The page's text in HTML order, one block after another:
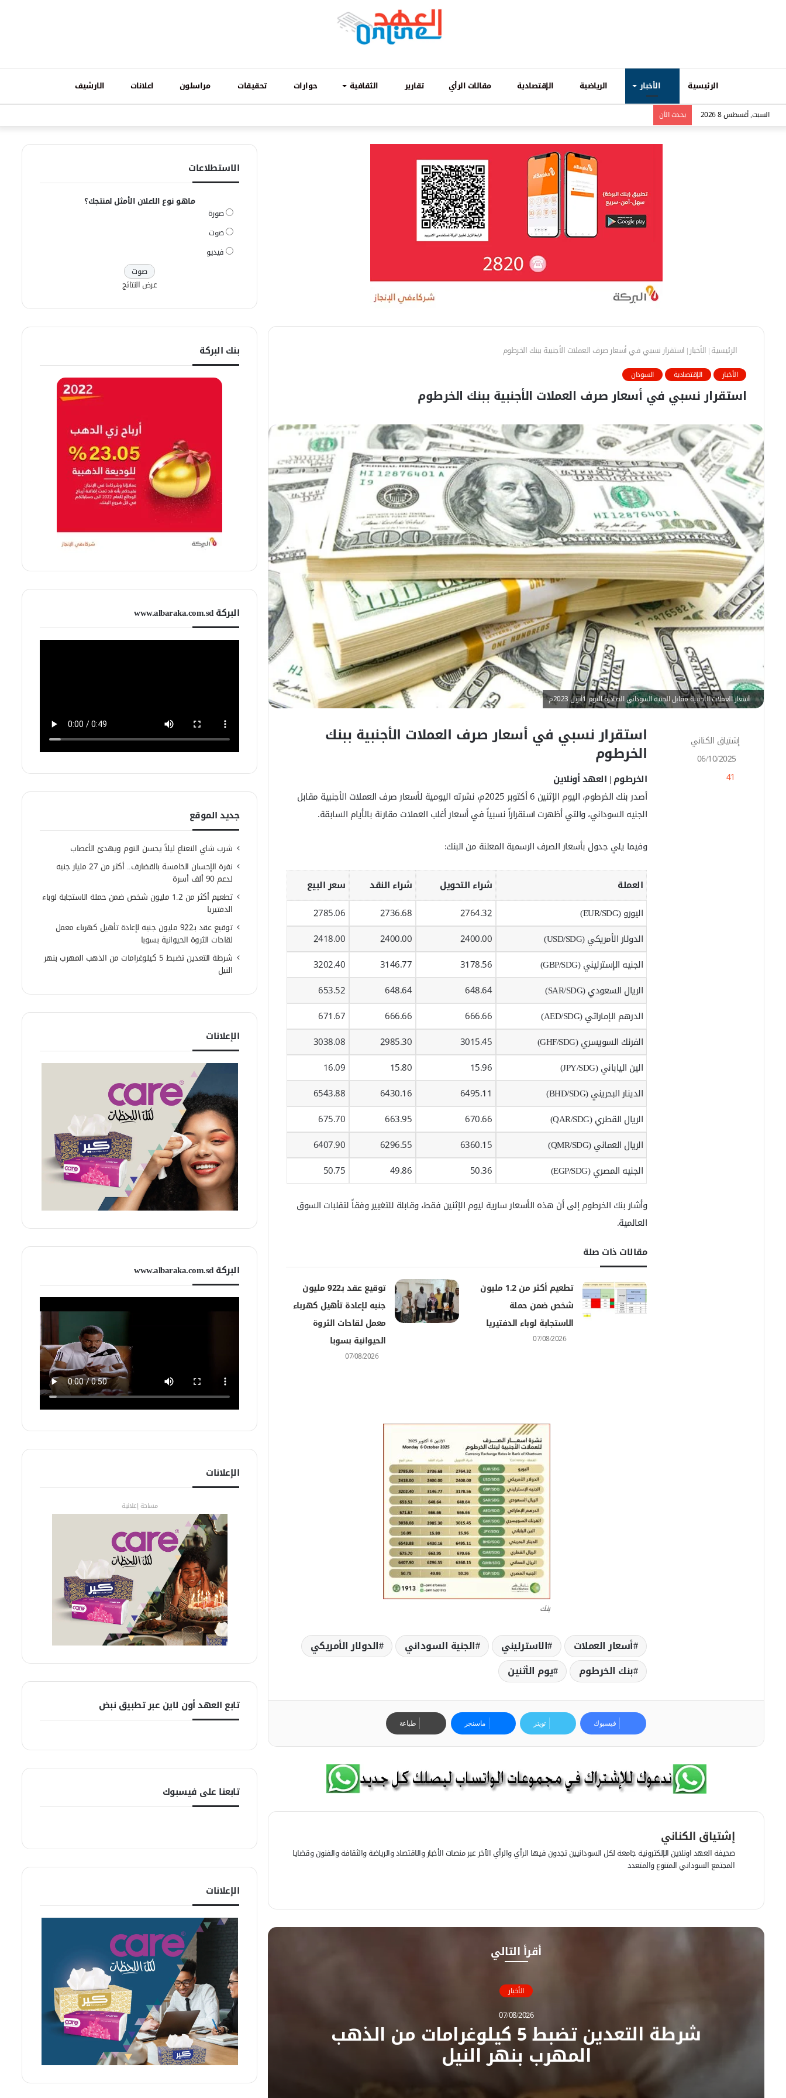
الرئيسية الأخبار الرياضية الإقتصادية مقالات الرأي تقارير الثقافية حوارات تحقيقات مراسلون اعلانات الارشيف
السبت, أغسطس 8 2026 يحدث الاَن
الرئيسية| الأخبار| استقرار نسبي في أسعار صرف العملات الأجنبية ببنك الخرطوم
الأخبار الإقتصادية السودان
استقرار نسبي في أسعار صرف العملات الأجنبية ببنك الخرطوم
أسعار العملات الأجنبية مقابل الجنيه السوداني الصادرة اليوم 1أبريل 2023م
استقرار نسبي في أسعار صرف العملات الأجنبية ببنك
الخرطوم
الخرطوم | العهد أونلاين
أصدر بنك الخرطوم، اليوم الإثنين 6 أكتوبر 2025م، نشرته اليومية لأسعار صرف العملات الأجنبية مقابل
الجنيه السوداني، والتي أظهرت استقراراً نسبياً في أسعار أغلب العملات مقارنة بالأيام السابقة.
وفيما يلي جدول بأسعار الصرف الرسمية المعلنة من البنك:
العملة شراء التحويل شراء النقد
سعر البيع
اليورو (EUR/SDG)
2764.32
2736.68
2785.06
الدولار الأمريكي (USD/SDG)
2400.00
2400.00
2418.00
الجنيه الإسترليني (GBP/SDG)
3178.56
3146.77
3202.40
الريال السعودي (SAR/SDG)
648.64
648.64
653.52
الدرهم الإماراتي (AED/SDG)
666.66
666.66
671.67
الفرنك السويسري (GHF/SDG)
3015.45
2985.30
3038.08
الين الياباني (JPY/SDG)
15.96
15.80
16.09
الدينار البحريني (BHD/SDG)
6495.11
6430.16
6543.88
الريال القطري (QAR/SDG)
670.66
663.95
675.70
الريال العماني (QMR/SDG)
6360.15
6296.55
6407.90
الجنيه المصري (EGP/SDG)
50.36
49.86
50.75
وأشار بنك الخرطوم إلى أن هذه الأسعار سارية ليوم الإثنين فقط، وقابلة للتغيير وفقاً لتقلبات السوق
العالمية.
مقالات ذات صلة
تطعيم أكثر من 1.2 مليون
شخص ضمن حملة
الاستجابة لوباء الدفتيريا
07/08/2026
توقيع عقد بـ922 مليون
جنيه لإعادة تأهيل كهرباء
معمل لقاحات الثروة
الحيوانية بسوبا
07/08/2026
بنك
أسعار العملات الاسترليني الجنية السوداني
الدولار الأمريكي
بنك الخرطوم
يوم الأثنين
إشتياق الكناني
06/10/2025
41
فيسبوك تويتر ماسنجر طباعة
إشتياق الكناني
صحيفة العهد اونلاين الإلكترونية جامعة لكل السودانيين تجدون فيها الرأي والرأي الآخر عبر منصات الأخبار والاقتصاد والرياضة والثقافة والفنون وقضايا
المجتمع السوداني المتنوع والمتعدد
و
ق
س
ب
أقرأ التالي
الأخبار
07/08/2026
شرطة التعدين تضبط 5 كيلوغرامات من الذهب
المهرب بنهر النيل
الاستطلاعات
ماهو نوع الاعلان الأمثل لمنتجك؟
صورة
صوت
فيديو
عرض النتائج
بنك البركة
البركة www.albaraka.com.sd
جديد الموقع
شرب شاي النعناع ليلاً يحسن النوم ويهدئ الأعصاب
نفرة الإحسان الخامسة بالقضارف.. أكثر من 27 مليار جنيه
لدعم 90 ألف أسرة
تطعيم أكثر من 1.2 مليون شخص ضمن حملة الاستجابة لوباء
الدفتيريا
توقيع عقد بـ922 مليون جنيه لإعادة تأهيل كهرباء معمل
لقاحات الثروة الحيوانية بسوبا
شرطة التعدين تضبط 5 كيلوغرامات من الذهب المهرب بنهر
النيل
الإعلانات
البركة www.albaraka.com.sd
الإعلانات
مساحة إعلانية
تابع العهد أون لاين عبر تطبيق نبض
تابعنا على فيسبوك
الإعلانات